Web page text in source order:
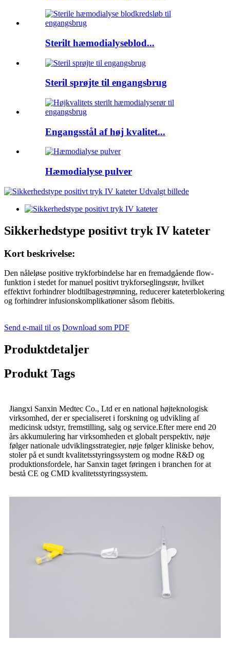
Sterilt hæmodialyseblod...
Steril sprøjte til engangsbrug
Engangsstål af høj kvalitet...
Hæmodialyse pulver
Sikkerhedstype positivt tryk IV kateter
Kort beskrivelse:
Den nåleløse positive trykforbindelse har en fremadgående flow-
funktion i stedet for manuel positivt trykforseglingsrør, hvilket
effektivt forhindrer blodtilbagestrømning, reducerer kateterblokering
og forhindrer infusionskomplikationer såsom flebitis.
Send e-mail til os Download som PDF
Produktdetaljer
Produkt Tags
Jiangxi Sanxin Medtec Co., Ltd er en national højteknologisk
virksomhed, der er specialiseret i forskning og udvikling af
medicinsk udstyr, fremstilling, salg og service.Efter mere end 20
års akkumulering har virksomheden et globalt perspektiv, nøje
følger nationale udviklingsstrategier, nøje følger kliniske behov,
stoler på et sundt kvalitetsstyringssystem og modne R&D og
produktionsfordele, har Sanxin taget føringen i branchen for at
bestå CE og CMD kvalitetsstyringssystem.